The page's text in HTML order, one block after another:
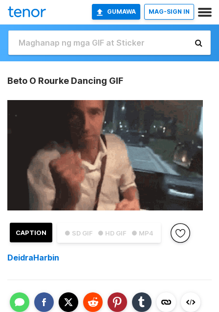
GUMAWA MAG-SIGN IN
Beto O Rourke Dancing GIF
● SD GIF ● HD GIF ● MP4
CAPTION
DeidraHarbin